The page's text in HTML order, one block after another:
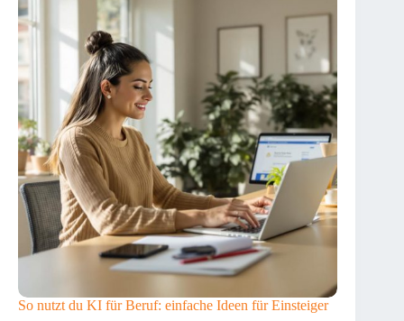
So nutzt du KI für Beruf: einfache Ideen für Einsteiger